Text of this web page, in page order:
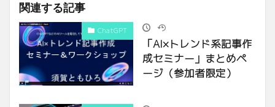
関連する記事
ChatGPT
「AI×トレンド系記事作
成セミナー」まとめペ
ージ（参加者限定）